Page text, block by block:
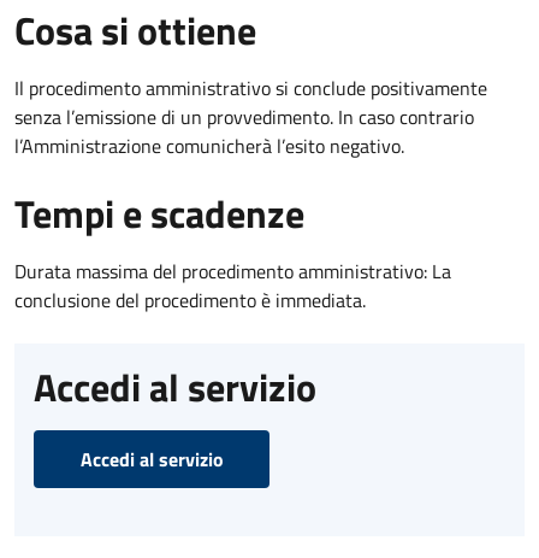
Cosa si ottiene
Il procedimento amministrativo si conclude positivamente
senza l’emissione di un provvedimento. In caso contrario
l’Amministrazione comunicherà l’esito negativo.
Tempi e scadenze
Durata massima del procedimento amministrativo: La
conclusione del procedimento è immediata.
Accedi al servizio
Accedi al servizio